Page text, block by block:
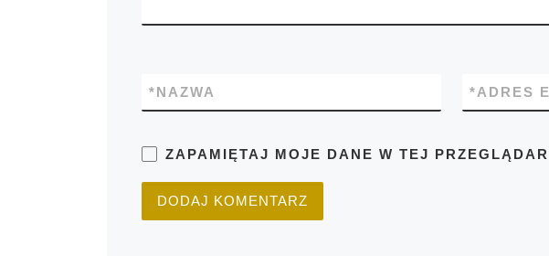
NAZWA
* ADRES
*
ZAPAMIĘTAJ MOJE DANE W TEJ